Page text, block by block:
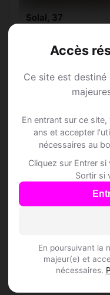
Accès
Ce site est destiné
En entrant sur ce
ans et accepter
nécessaires au
Cliquez sur Entrer
Sortir si
En poursuivant la
majeur(e) et
nécessaires.
Solal, 37
Aiglemont • Ardennes
Rejoins les